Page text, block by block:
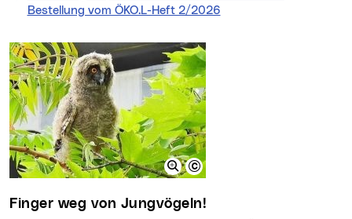
Bestellung vom ÖKO.L-Heft 2/2026
Finger weg von Jungvögeln!